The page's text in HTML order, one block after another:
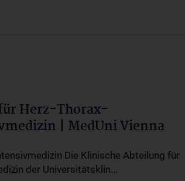
Herz-Thorax-
| MedUni Vienna
Die Klinische Abteilung für
der Universitätsklin...